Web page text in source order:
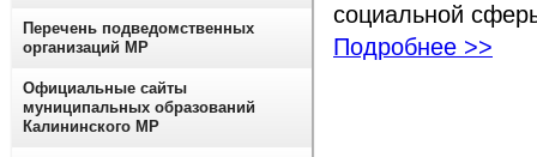
социальной
Подробнее >>
Перечень подведомственных
организаций МР
Официальные сайты
муниципальных образований
Калининского МР